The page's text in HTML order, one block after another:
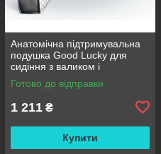
Анатомічна підтримувальна
подушка Good Lucky для
сидіння з валиком і
підлокітниками
Готово до відправки
1 211 ₴
Купити